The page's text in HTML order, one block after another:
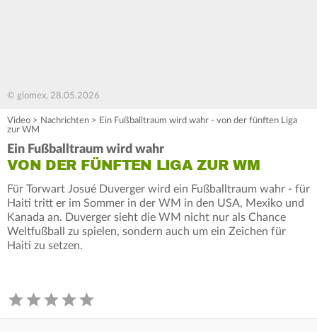
© glomex, 28.05.2026
Video > Nachrichten > Ein Fußballtraum wird wahr - von der fünften Liga
zur WM
Ein Fußballtraum wird wahr
VON DER FÜNFTEN LIGA ZUR WM
Für Torwart Josué Duverger wird ein Fußballtraum wahr - für
Haiti tritt er im Sommer in der WM in den USA, Mexiko und
Kanada an. Duverger sieht die WM nicht nur als Chance
Weltfußball zu spielen, sondern auch um ein Zeichen für
Haiti zu setzen.